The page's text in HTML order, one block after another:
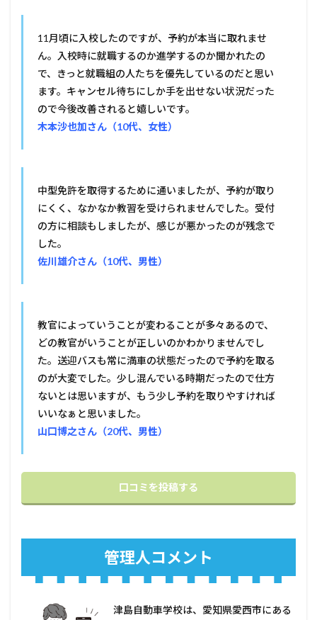
11月頃に入校したのですが、予約が本当に取れませ
ん。入校時に就職するのか進学するのか聞かれたの
で、きっと就職組の人たちを優先しているのだと思い
ます。キャンセル待ちにしか手を出せない状況だった
ので今後改善されると嬉しいです。
木本沙也加さん（10代、女性）
中型免許を取得するために通いましたが、予約が取り
にくく、なかなか教習を受けられませんでした。受付
の方に相談もしましたが、感じが悪かったのが残念で
した。
佐川雄介さん（10代、男性）
教官によっていうことが変わることが多々あるので、
どの教官がいうことが正しいのかわかりませんでし
た。送迎バスも常に満車の状態だったので予約を取る
のが大変でした。少し混んでいる時期だったので仕方
ないとは思いますが、もう少し予約を取りやすければ
いいなぁと思いました。
山口博之さん（20代、男性）
口コミを投稿する
管理人コメント
津島自動車学校は、愛知県愛西市にある